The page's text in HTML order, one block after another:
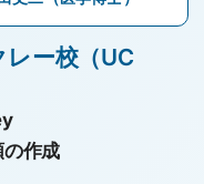
ー校（UC
の作成